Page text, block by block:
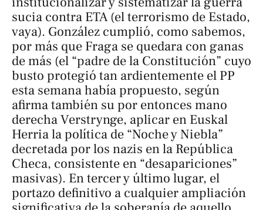
sucia contra ETA (el terrorismo de Estado,
vaya). González cumplió, como sabemos,
por más que Fraga se quedara con ganas
de más (el “padre de la Constitución” cuyo
busto protegió tan ardientemente el PP
esta semana había propuesto, según
afirma también su por entonces mano
derecha Verstrynge, aplicar en Euskal
Herria la política de “Noche y Niebla”
decretada por los nazis en la República
Checa, consistente en “desapariciones”
masivas). En tercer y último lugar, el
portazo definitivo a cualquier ampliación